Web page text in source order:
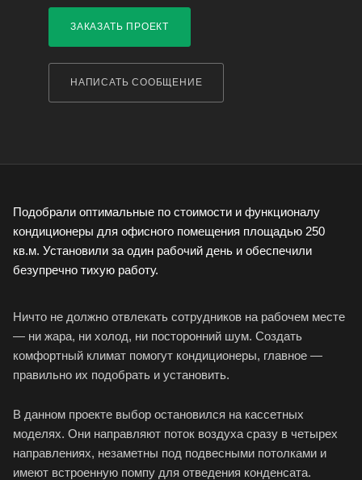
ЗАКАЗАТЬ ПРОЕКТ
НАПИСАТЬ СООБЩЕНИЕ
Подобрали оптимальные по стоимости и функционалу
кондиционеры для офисного помещения площадью 250
кв.м. Установили за один рабочий день и обеспечили
безупречно тихую работу.
Ничто не должно отвлекать сотрудников на рабочем месте
— ни жара, ни холод, ни посторонний шум. Создать
комфортный климат помогут кондиционеры, главное —
правильно их подобрать и установить.
В данном проекте выбор остановился на кассетных
моделях. Они направляют поток воздуха сразу в четырех
направлениях, незаметны под подвесными потолками и
имеют встроенную помпу для отведения конденсата.